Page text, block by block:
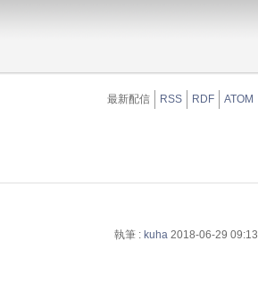
最新配信 RSS RDF ATOM
執筆 : kuha 2018-06-29 09:13